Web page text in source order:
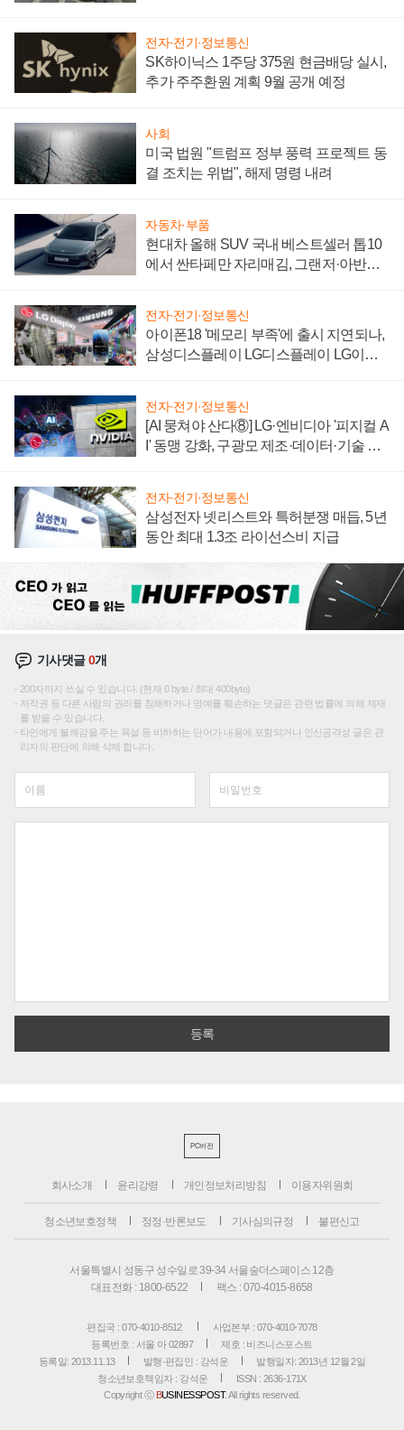
전자·전기·정보통신
SK하이닉스 1주당 375원 현금배당 실시,
추가 주주환원 계획 9월 공개 예정
사회
미국 법원 "트럼프 정부 풍력 프로젝트 동
결 조치는 위법", 해제 명령 내려
자동차·부품
현대차 올해 SUV 국내 베스트셀러 톱10
에서 싼타페만 자리매김, 그랜저·아반떼
전자·전기·정보통신
아이폰18 '메모리 부족'에 출시 지연되나,
삼성디스플레이 LG디스플레이 LG이노
전자·전기·정보통신
[AI 뭉쳐야 산다⑧] LG·엔비디아 '피지컬 A
I' 동맹 강화, 구광모 제조·데이터·기술 결
전자·전기·정보통신
삼성전자 넷리스트와 특허분쟁 매듭, 5년
동안 최대 1.3조 라이선스비 지급
기사댓글0개
200자까지 쓰실 수 있습니다. (현재 0 byte / 최대 400byte)
저작권 등 다른 사람의 권리를 침해하거나 명예를 훼손하는 댓글은 관련 법률에 의해 제재
를 받을 수 있습니다.
타인에게 불쾌감을 주는 욕설 등 비하하는 단어가 내용에 포함되거나 인신공격성 글은 관
리자의 판단에 의해 삭제 합니다.
PC버전
회사소개 윤리강령 개인정보처리방침 이용자위원회
청소년보호정책 정정·반론보도 기사심의규정 불편신고
서울특별시 성동구 성수일로 39-34 서울숲더스페이스 12층
대표전화 : 1800-6522
팩스 : 070-4015-8658
편집국 : 070-4010-8512
사업본부 : 070-4010-7078
등록번호 : 서울 아 02897
제호 : 비즈니스포스트
등록일: 2013.11.13
발행·편집인 : 강석운
발행일자: 2013년 12월 2일
청소년보호책임자 : 강석운
ISSN : 2636-171X
Copyright ⓒ BUSINESSPOST. All rights reserved.